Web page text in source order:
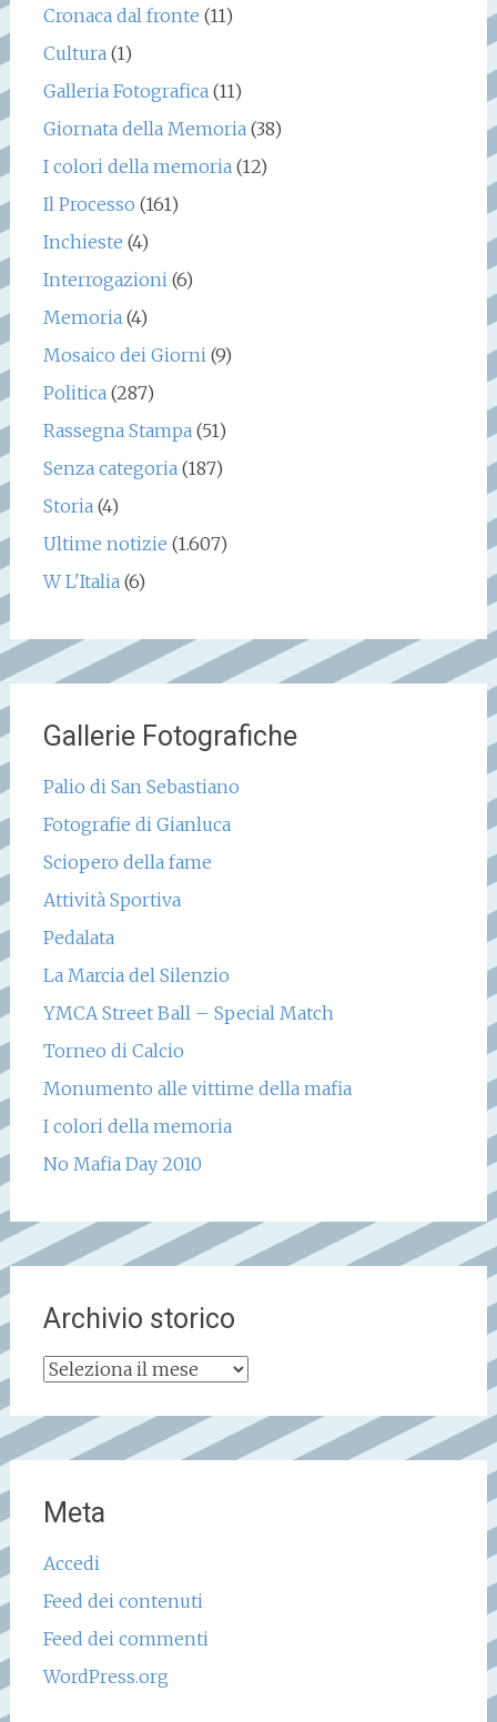
Cronaca dal fronte (11)
Cultura(1)
Galleria Fotografica(11)
Giornata della Memoria(38)
I colori della memoria(12)
Il Processo (161)
Inchieste (4)
Interrogazioni(6)
Memoria(4)
Mosaico dei Giorni(9)
Politica(287)
Rassegna Stampa(51)
Senza categoria(187)
Storia(4)
Ultime notizie (1.607)
W L'Italia(6)
Gallerie Fotografiche
Palio di San Sebastiano
Fotografie di Gianluca
Sciopero della fame
Attività Sportiva
Pedalata
La Marcia del Silenzio
YMCA Street Ball – Special Match
Torneo di Calcio
Monumento alle vittime della mafia
I colori della memoria
No Mafia Day 2010
Archivio storico
Archivio
Meta
Accedi
Feed dei contenuti
Feed dei commenti
WordPress.org